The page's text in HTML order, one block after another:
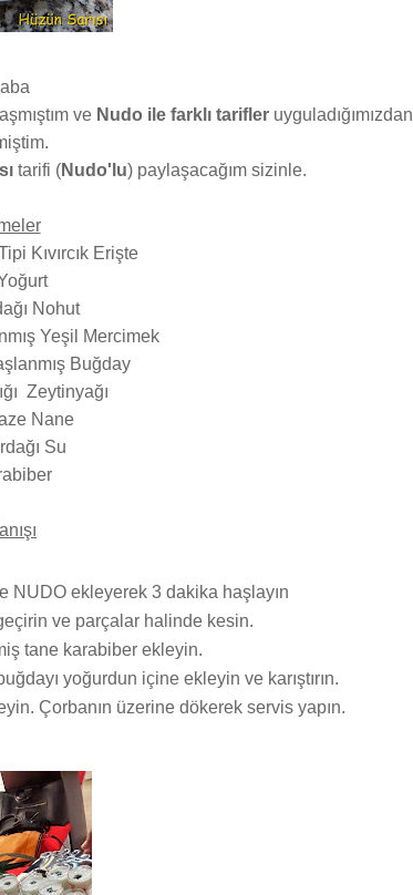
ve Nudo ile farklı tarifler uyguladığımızdan
tarifi (Nudo'lu) paylaşacağım sizinle.
Kıvırcık Erişte
Nohut
Yeşil Mercimek
Buğday
Zeytinyağı
Nane
Su
NUDO ekleyerek 3 dakika haşlayın
ve parçalar halinde kesin.
tane karabiber ekleyin.
yoğurdun içine ekleyin ve karıştırın.
Çorbanın üzerine dökerek servis yapın.